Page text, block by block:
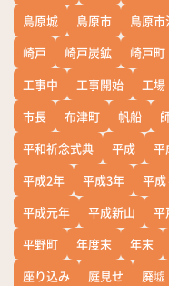
島原城
島原市 島原市
崎戸
崎戸炭鉱 崎戸町
工事中
工事開始 工場
市長
布津町 帆船
平和祈念式典
平成 平
平成2年
平成3年 平
平成元年
平成新山 平
平野町
年度末 年末
座り込み
庭見せ 廃墟